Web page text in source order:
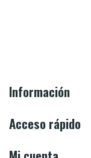
Información
Acceso rápido